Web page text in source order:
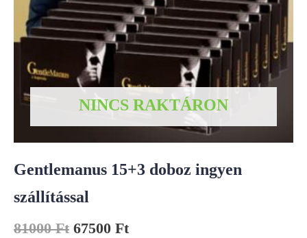
NINCS RAKTÁRON
Gentlemanus 15+3 doboz ingyen
szállítással
81000Ft 67500 Ft